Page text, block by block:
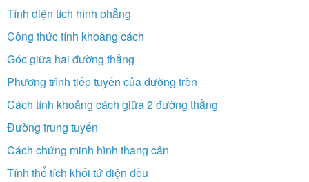
Tính diện tích hình phẳng
Công thức tính khoảng cách
Góc giữa hai đường thẳng
Phương trình tiếp tuyến của đường tròn
Cách tính khoảng cách giữa 2 đường thẳng
Đường trung tuyến
Cách chứng minh hình thang cân
Tính thể tích khối tứ diện đều